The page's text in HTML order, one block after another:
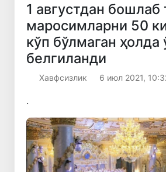
1 августдан бошлаб
маросимларни 50
кўп бўлмаган ҳолда
белгиланди
Хавфсизлик 6 июл 2021,
.